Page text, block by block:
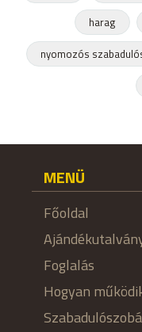
harag
nyomozós
MENÜ
Főoldal
Foglalás
Hogyan